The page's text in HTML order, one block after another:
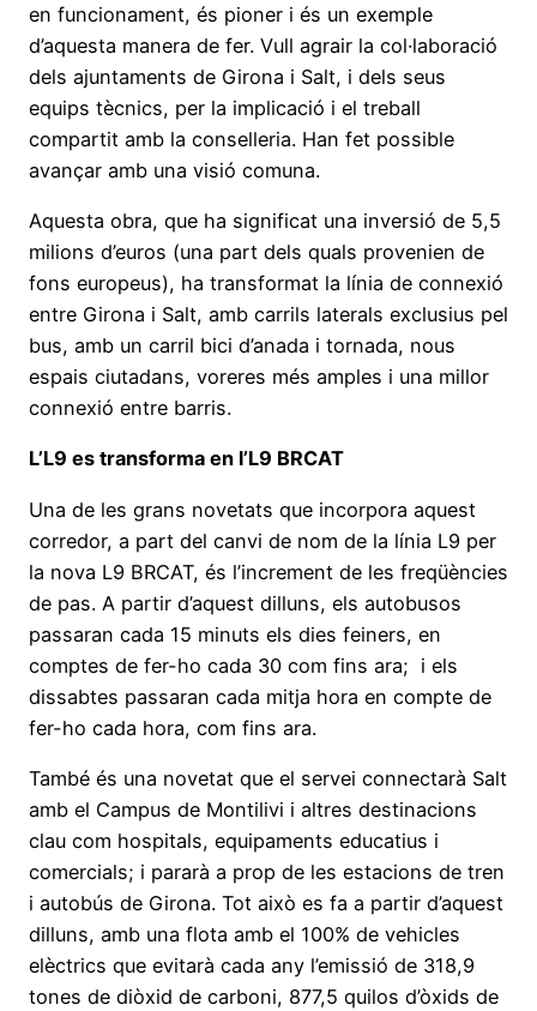
en funcionament, és pioner i és un exemple
d’aquesta manera de fer. Vull agrair la col·laboració
dels ajuntaments de Girona i Salt, i dels seus
equips tècnics, per la implicació i el treball
compartit amb la conselleria. Han fet possible
avançar amb una visió comuna.
Aquesta obra, que ha significat una inversió de 5,5
milions d’euros (una part dels quals provenien de
fons europeus), ha transformat la línia de connexió
entre Girona i Salt, amb carrils laterals exclusius pel
bus, amb un carril bici d’anada i tornada, nous
espais ciutadans, voreres més amples i una millor
connexió entre barris.
L’L9 es transforma en l’L9 BRCAT
Una de les grans novetats que incorpora aquest
corredor, a part del canvi de nom de la línia L9 per
la nova L9 BRCAT, és l’increment de les freqüències
de pas. A partir d’aquest dilluns, els autobusos
passaran cada 15 minuts els dies feiners, en
comptes de fer-ho cada 30 com fins ara; i els
dissabtes passaran cada mitja hora en compte de
fer-ho cada hora, com fins ara.
També és una novetat que el servei connectarà Salt
amb el Campus de Montilivi i altres destinacions
clau com hospitals, equipaments educatius i
comercials; i pararà a prop de les estacions de tren
i autobús de Girona. Tot això es fa a partir d’aquest
dilluns, amb una flota amb el 100% de vehicles
elèctrics que evitarà cada any l’emissió de 318,9
tones de diòxid de carboni, 877,5 quilos d’òxids de